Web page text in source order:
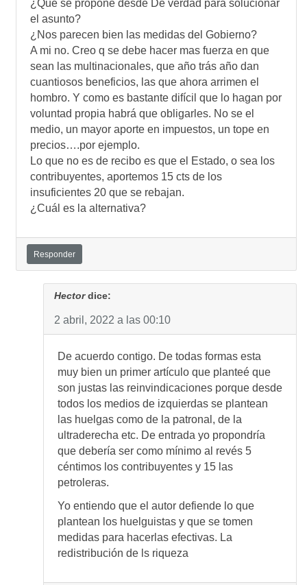
¿Qué se propone desde De verdad para solucionar
el asunto?
¿Nos parecen bien las medidas del Gobierno?
A mi no. Creo q se debe hacer mas fuerza en que
sean las multinacionales, que año trás año dan
cuantiosos beneficios, las que ahora arrimen el
hombro. Y como es bastante difícil que lo hagan por
voluntad propia habrá que obligarles. No se el
medio, un mayor aporte en impuestos, un tope en
precios….por ejemplo.
Lo que no es de recibo es que el Estado, o sea los
contribuyentes, aportemos 15 cts de los
insuficientes 20 que se rebajan.
¿Cuál es la alternativa?
Responder
Hector dice:
2 abril, 2022 a las 00:10
De acuerdo contigo. De todas formas esta
muy bien un primer artículo que planteé que
son justas las reinvindicaciones porque desde
todos los medios de izquierdas se plantean
las huelgas como de la patronal, de la
ultraderecha etc. De entrada yo propondría
que debería ser como mínimo al revés 5
céntimos los contribuyentes y 15 las
petroleras.
Yo entiendo que el autor defiende lo que
plantean los huelguistas y que se tomen
medidas para hacerlas efectivas. La
redistribución de ls riqueza